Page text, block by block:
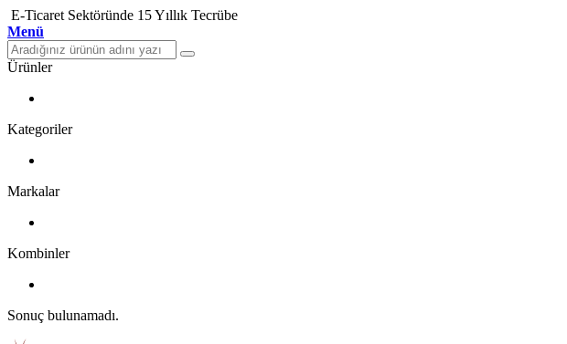
E-Ticaret Sektöründe 15 Yıllık Tecrübe
Menü
Ürünler
Kategoriler
Markalar
Kombinler
Sonuç bulunamadı.